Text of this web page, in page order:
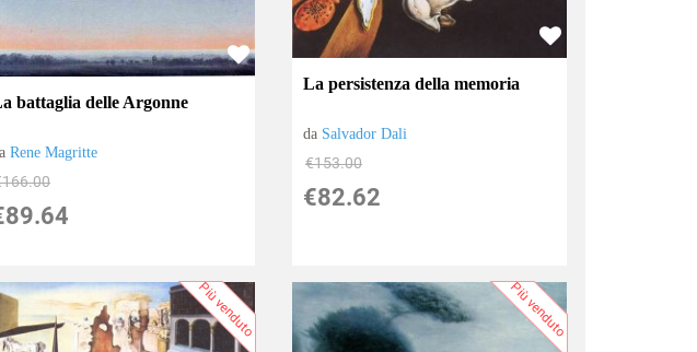
battaglia delle Argonne
Rene Magritte
La persistenza della memoria
da Salvador Dali
€153.00
€82.62
Più venduto Più venduto